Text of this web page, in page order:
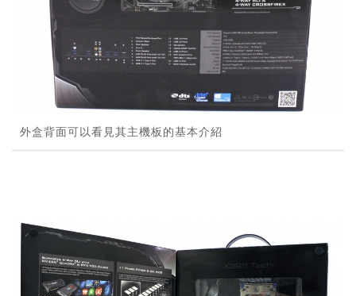
外盒背面可以看見其主機板的基本介紹